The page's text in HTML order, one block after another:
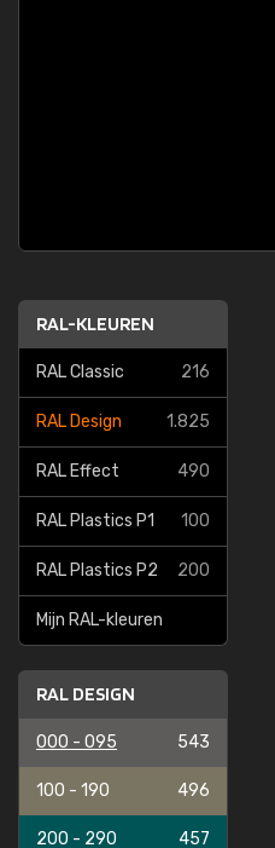
RAL-KLEUREN
RAL Classic 216
RAL Design 1.825
RAL Effect 490
RAL Plastics P1 100
RAL Plastics P2 200
Mijn RAL-kleuren
RAL DESIGN
000 - 095 543
100 - 190 496
200 - 290 457